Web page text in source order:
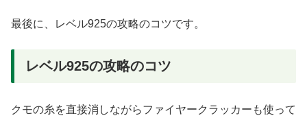
最後に、レベル925の攻略のコツです。
レベル925の攻略のコツ
クモの糸を直接消しながらファイヤークラッカーも使って